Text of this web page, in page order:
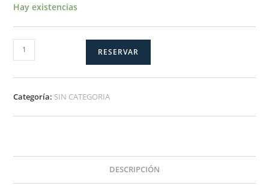
Hay existencias
NAPOLES-
2
cantidad
RESERVAR
Categoría: SIN CATEGORIA
DESCRIPCIÓN